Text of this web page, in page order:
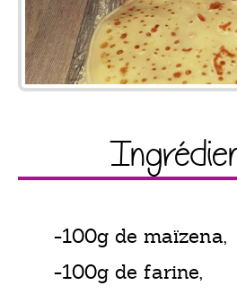
-100g de maïzena,
-100g de farine,